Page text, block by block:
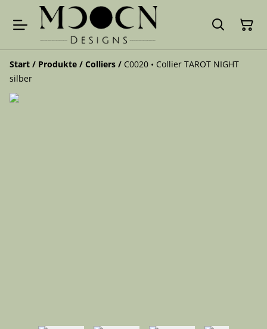
Start / Produkte / Colliers / C0020 • Collier TAROT NIGHT
silber